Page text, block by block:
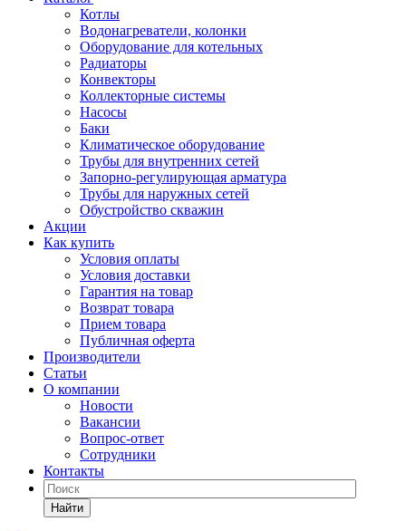
Котлы
Водонагреватели, колонки
Оборудование для котельных
Радиаторы
Конвекторы
Коллекторные системы
Насосы
Баки
Климатическое оборудование
Трубы для внутренних сетей
Запорно-регулирующая арматура
Трубы для наружных сетей
Обустройство скважин
Акции
Как купить
Условия оплаты
Условия доставки
Гарантия на товар
Возврат товара
Прием товара
Публичная оферта
Производители
Статьи
О компании
Новости
Вакансии
Вопрос-ответ
Сотрудники
Контакты
Найти